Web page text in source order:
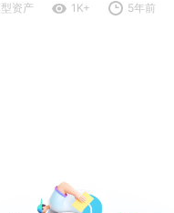
资产 1K+ 5年前